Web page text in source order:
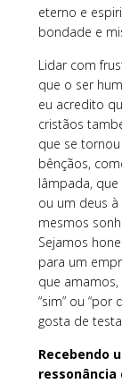
eterno e
bondade e
Lidar com
que o ser
eu acredito
cristãos
que se
bênçãos,
lâmpada,
ou um deus
mesmos
Sejamos
para um
que
“sim” ou
gosta de
Recebendo
ressonância